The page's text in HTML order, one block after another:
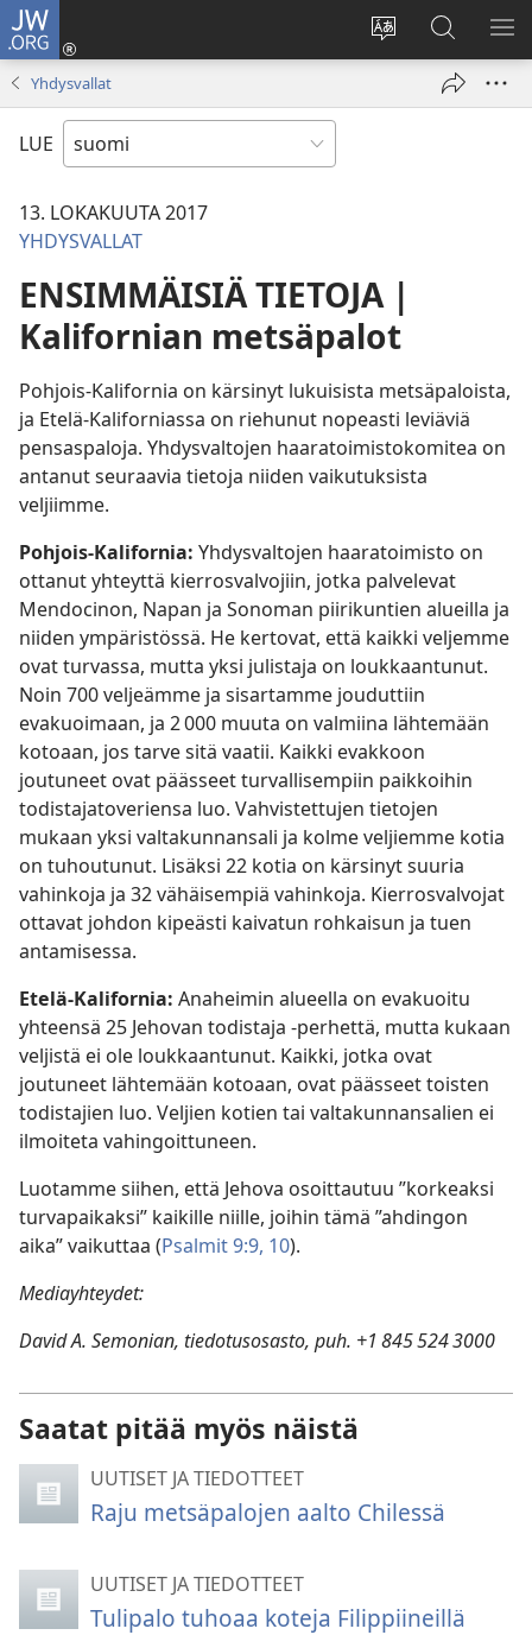
JW.ORG
Vaihda
sivuston
Kirjaudu
(avaa
Hae
JW.ORG-
sivustolta
Yhdysvallat
LUE
13. LOKAKUUTA 2017
YHDYSVALLAT
ENSIMMÄISIÄ TIETOJA |
Kalifornian metsäpalot
Pohjois-Kalifornia on kärsinyt lukuisista metsäpaloista,
ja Etelä-Kaliforniassa on riehunut nopeasti leviäviä
pensaspaloja. Yhdysvaltojen haaratoimistokomitea on
antanut seuraavia tietoja niiden vaikutuksista
veljiimme.
Pohjois-Kalifornia: Yhdysvaltojen haaratoimisto on
ottanut yhteyttä kierrosvalvojiin, jotka palvelevat
Mendocinon, Napan ja Sonoman piirikuntien alueilla ja
niiden ympäristössä. He kertovat, että kaikki veljemme
ovat turvassa, mutta yksi julistaja on loukkaantunut.
Noin 700 veljeämme ja sisartamme jouduttiin
evakuoimaan, ja 2 000 muuta on valmiina lähtemään
kotoaan, jos tarve sitä vaatii. Kaikki evakkoon
joutuneet ovat päässeet turvallisempiin paikkoihin
todistajatoveriensa luo. Vahvistettujen tietojen
mukaan yksi valtakunnansali ja kolme veljiemme kotia
on tuhoutunut. Lisäksi 22 kotia on kärsinyt suuria
vahinkoja ja 32 vähäisempiä vahinkoja. Kierrosvalvojat
ottavat johdon kipeästi kaivatun rohkaisun ja tuen
antamisessa.
Etelä-Kalifornia: Anaheimin alueella on evakuoitu
yhteensä 25 Jehovan todistaja -perhettä, mutta kukaan
veljistä ei ole loukkaantunut. Kaikki, jotka ovat
joutuneet lähtemään kotoaan, ovat päässeet toisten
todistajien luo. Veljien kotien tai valtakunnansalien ei
ilmoiteta vahingoittuneen.
Luotamme siihen, että Jehova osoittautuu ”korkeaksi
turvapaikaksi” kaikille niille, joihin tämä ”ahdingon
aika” vaikuttaa (Psalmit 9:9, 10).
Mediayhteydet:
David A. Semonian, tiedotusosasto, puh. +1 845 524 3000
Saatat pitää myös näistä
UUTISET JA TIEDOTTEET
Raju metsäpalojen aalto Chilessä
UUTISET JA TIEDOTTEET
Tulipalo tuhoaa koteja Filippiineillä